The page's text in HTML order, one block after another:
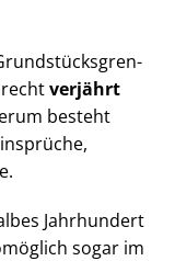
verjährt
besteht
Jahrhundert
sogar im